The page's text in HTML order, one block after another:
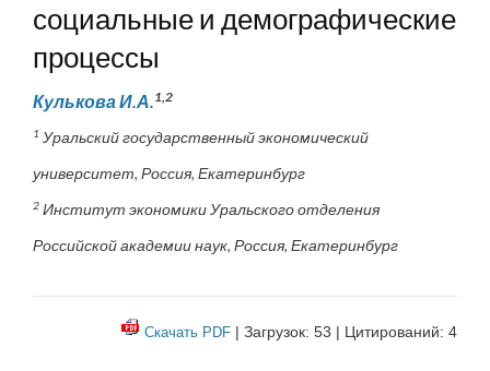
социальные и демографические
процессы
Кулькова И.А.1,2
1 Уральский государственный экономический
университет, Россия, Екатеринбург
2 Институт экономики Уральского отделения
Российской академии наук, Россия, Екатеринбург
Скачать PDF | Загрузок: 53 | Цитирований: 4